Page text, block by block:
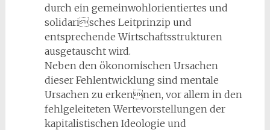
durch ein gemeinwohlorientiertes und
solidarisches Leitprinzip und
entsprechende Wirtschaftsstrukturen
ausgetauscht wird.
Neben den ökonomischen Ursachen
dieser Fehlentwicklung sind mentale
Ursachen zu erkennen, vor allem in den
fehlgeleiteten Wertevorstellungen der
kapitalistischen Ideologie und